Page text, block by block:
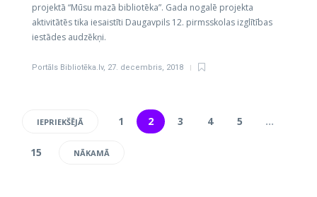
projektā “Mūsu mazā bibliotēka”. Gada nogalē projekta
aktivitātēs tika iesaistīti Daugavpils 12. pirmsskolas izglītības
iestādes audzēkņi.
Portāls Bibliotēka.lv, 27. decembris, 2018
IEPRIEKŠĒJĀ 1 2 3 4 5 …
15 NĀKAMĀ